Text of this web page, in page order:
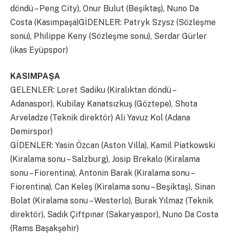
döndü – Peng City), Onur Bulut (Beşiktaş), Nuno Da
Costa (Kasımpaşa)GİDENLER: Patryk Szysz (Sözleşme
sonu), Philippe Keny (Sözleşme sonu), Serdar Gürler
(ikas Eyüpspor)
KASIMPAŞA
GELENLER: Loret Sadiku (Kiralıktan döndü –
Adanaspor), Kubilay Kanatsızkuş (Göztepe), Shota
Arveladze (Teknik direktör) Ali Yavuz Kol (Adana
Demirspor)
GİDENLER: Yasin Özcan (Aston Villa), Kamil Piatkowski
(Kiralama sonu – Salzburg), Josip Brekalo (Kiralama
sonu – Fiorentina), Antonin Barak (Kiralama sonu –
Fiorentina), Can Keleş (Kiralama sonu – Beşiktaş), Sinan
Bolat (Kiralama sonu – Westerlo), Burak Yılmaz (Teknik
direktör), Sadık Çiftpınar (Sakaryaspor), Nuno Da Costa
(Rams Başakşehir)